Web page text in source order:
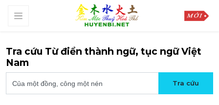
Tra cứu Từ điển thành ngữ, tục ngữ Việt
Nam